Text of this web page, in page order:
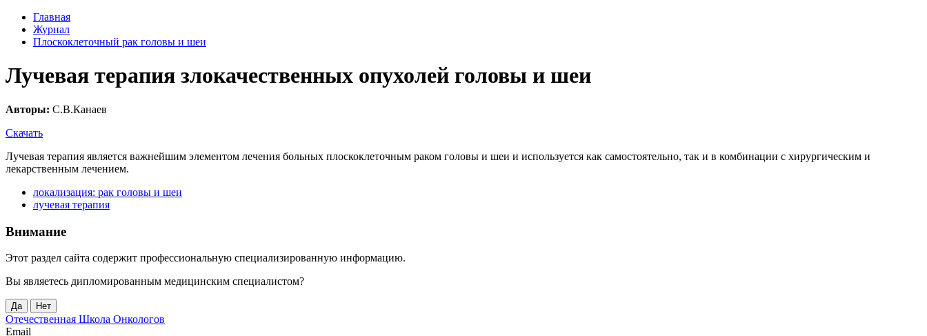
Главная
Журнал
Плоскоклеточный рак головы и шеи
Лучевая терапия злокачественных опухолей головы и шеи
Авторы: С.В.Канаев
Скачать
Лучевая терапия является важнейшим элементом лечения больных плоскоклеточным раком головы и шеи и используется как самостоятельно, так и в комбинации с хирургическим и
лекарственным лечением.
локализация: рак головы и шеи
лучевая терапия
Внимание
Этот раздел сайта содержит профессиональную специализированную информацию.
Вы являетесь дипломированным медицинским специалистом?
Да Нет
Отечественная Школа Онкологов
Email